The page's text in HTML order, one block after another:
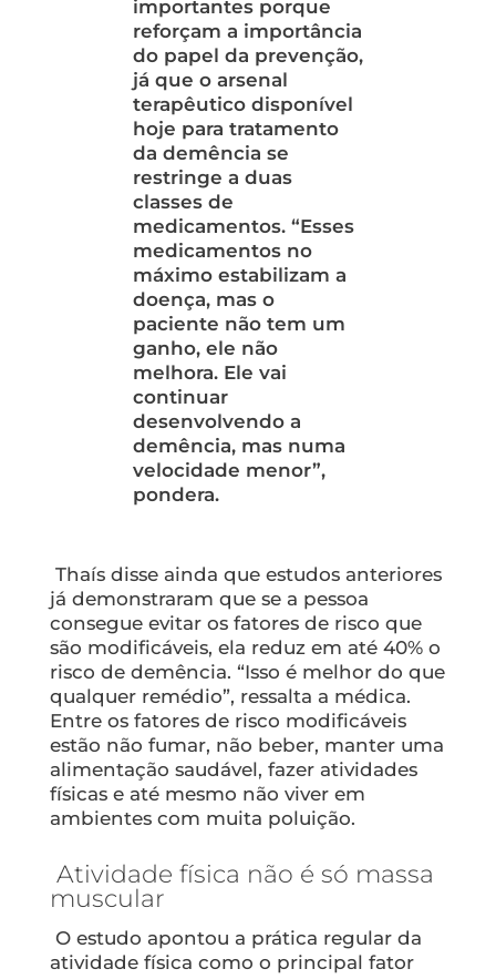
importantes porque
reforçam a importância
do papel da prevenção,
já que o arsenal
terapêutico disponível
hoje para tratamento
da demência se
restringe a duas
classes de
medicamentos. “Esses
medicamentos no
máximo estabilizam a
doença, mas o
paciente não tem um
ganho, ele não
melhora. Ele vai
continuar
desenvolvendo a
demência, mas numa
velocidade menor”,
pondera.
Thaís disse ainda que estudos anteriores
já demonstraram que se a pessoa
consegue evitar os fatores de risco que
são modificáveis, ela reduz em até 40% o
risco de demência. “Isso é melhor do que
qualquer remédio”, ressalta a médica.
Entre os fatores de risco modificáveis
estão não fumar, não beber, manter uma
alimentação saudável, fazer atividades
físicas e até mesmo não viver em
ambientes com muita poluição.
Atividade física não é só massa
muscular
O estudo apontou a prática regular da
atividade física como o principal fator